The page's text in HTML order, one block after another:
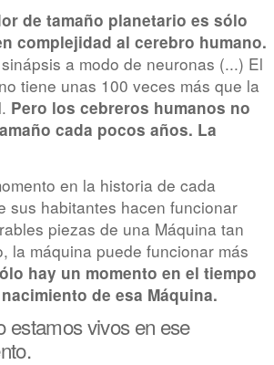
de tamaño planetario es sólo
complejidad al cerebro humano.
a modo de neuronas (...) El
tiene unas 100 veces más que la
Pero los cebreros humanos no
cada pocos años. La
en la historia de cada
sus habitantes hacen funcionar
piezas de una Máquina tan
la máquina puede funcionar más
hay un momento en el tiempo
de esa Máquina.
estamos vivos en ese